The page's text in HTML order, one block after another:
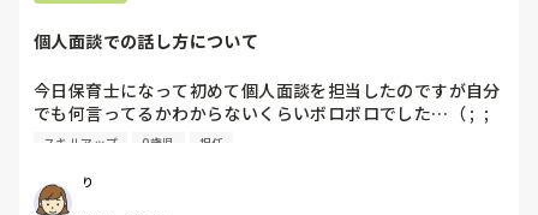
個人面談での話し方について
今日保育士になって初めて個人面談を担当したのですが自分
でも何言ってるかわからないくらいボロボロでした…（ ;  ;
）緊張で声は震えるしなんとか30分間話すことはできたので
皆さんが個人面談の時に大事にしていることや話の広げ方の
スキルアップ 0歳児 担任
り